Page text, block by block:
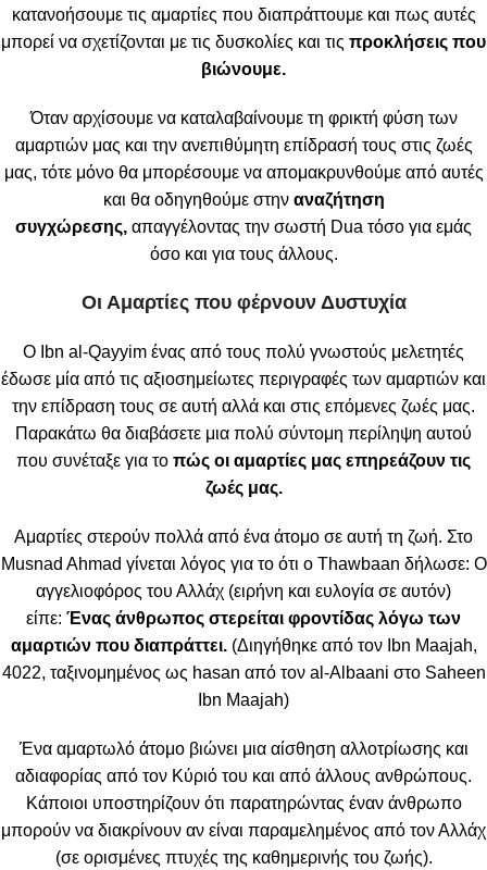
κατανοήσουμε τις αμαρτίες που διαπράττουμε και πως αυτές
μπορεί να σχετίζονται με τις δυσκολίες και τις προκλήσεις που
βιώνουμε.
Όταν αρχίσουμε να καταλαβαίνουμε τη φρικτή φύση των
αμαρτιών μας και την ανεπιθύμητη επίδρασή τους στις ζωές
μας, τότε μόνο θα μπορέσουμε να απομακρυνθούμε από αυτές
και θα οδηγηθούμε στην αναζήτηση
συγχώρεσης, απαγγέλοντας την σωστή Dua τόσο για εμάς
όσο και για τους άλλους.
Οι Αμαρτίες που φέρνουν Δυστυχία
Ο Ibn al-Qayyim ένας από τους πολύ γνωστούς μελετητές
έδωσε μία από τις αξιοσημείωτες περιγραφές των αμαρτιών και
την επίδραση τους σε αυτή αλλά και στις επόμενες ζωές μας.
Παρακάτω θα διαβάσετε μια πολύ σύντομη περίληψη αυτού
που συνέταξε για το πώς οι αμαρτίες μας επηρεάζουν τις
ζωές μας.
Αμαρτίες στερούν πολλά από ένα άτομο σε αυτή τη ζωή. Στο
Musnad Ahmad γίνεται λόγος για το ότι ο Thawbaan δήλωσε: Ο
αγγελιοφόρος του Αλλάχ (ειρήνη και ευλογία σε αυτόν)
είπε: Ένας άνθρωπος στερείται φροντίδας λόγω των
αμαρτιών που διαπράττει.(Διηγήθηκε από τον Ibn Maajah,
4022, ταξινομημένος ως hasan από τον al-Albaani στο Saheen
Ibn Maajah)
Ένα αμαρτωλό άτομο βιώνει μια αίσθηση αλλοτρίωσης και
αδιαφορίας από τον Κύριό του και από άλλους ανθρώπους.
Κάποιοι υποστηρίζουν ότι παρατηρώντας έναν άνθρωπο
μπορούν να διακρίνουν αν είναι παραμελημένος από τον Αλλάχ
(σε ορισμένες πτυχές της καθημερινής του ζωής).